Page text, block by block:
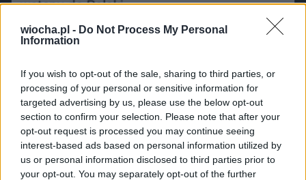
wiocha.pl - Do Not Process My Personal
Information
If you wish to opt-out of the sale, sharing to third parties, or
processing of your personal or sensitive information for
targeted advertising by us, please use the below opt-out
section to confirm your selection. Please note that after your
opt-out request is processed you may continue seeing
interest-based ads based on personal information utilized by
us or personal information disclosed to third parties prior to
your opt-out. You may separately opt-out of the further